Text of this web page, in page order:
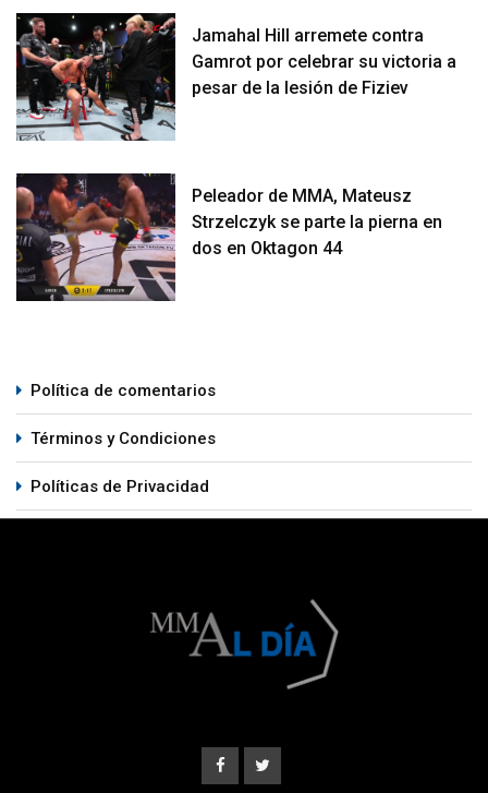
Jamahal Hill arremete contra
Gamrot por celebrar su victoria a
pesar de la lesión de Fiziev
Peleador de MMA, Mateusz
Strzelczyk se parte la pierna en
dos en Oktagon 44
Política de comentarios
Términos y Condiciones
Políticas de Privacidad